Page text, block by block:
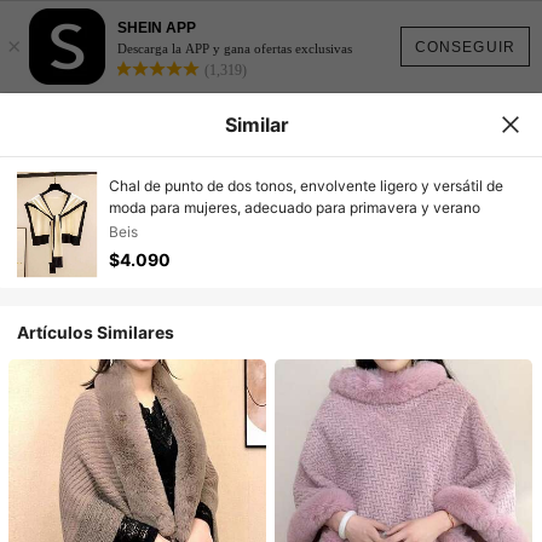
CONSEGUIR
×
SHEIN APP
Descarga la APP y gana ofertas exclusivas
(1,319)
Similar
Chal de punto de dos tonos, envolvente ligero y versátil de
moda para mujeres, adecuado para primavera y verano
Beis
$4.090
Artículos Similares